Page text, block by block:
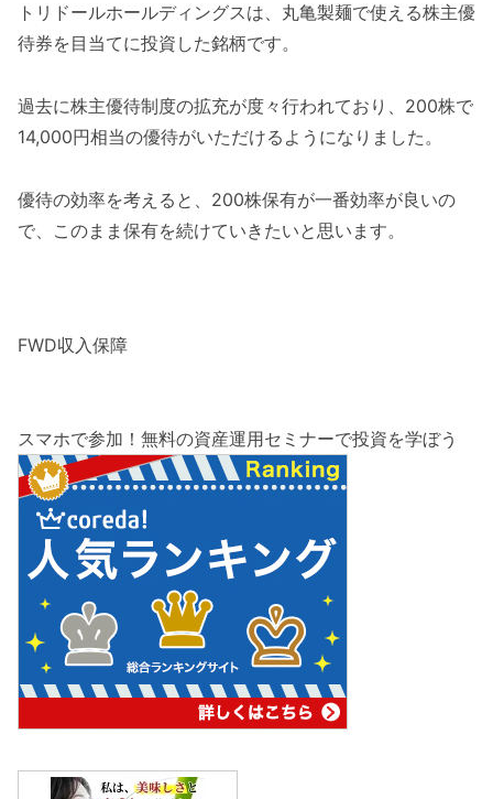
トリドールホールディングスは、丸亀製麺で使える株主優
待券を目当てに投資した銘柄です。
過去に株主優待制度の拡充が度々行われており、200株で
14,000円相当の優待がいただけるようになりました。
優待の効率を考えると、200株保有が一番効率が良いの
で、このまま保有を続けていきたいと思います。
FWD収入保障
スマホで参加！無料の資産運用セミナーで投資を学ぼう